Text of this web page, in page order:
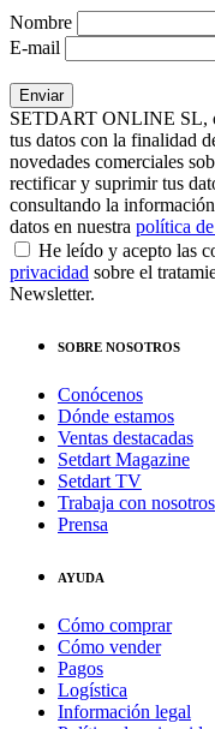
Nombre
E-mail
SETDART ONLINE SL,
tus datos con la finalidad
novedades comerciales
rectificar y suprimir tus
consultando la
datos en nuestra política
He leído y acepto las
privacidad sobre el
Newsletter.
SOBRE NOSOTROS
Conócenos
Dónde estamos
Ventas destacadas
Setdart Magazine
Setdart TV
Trabaja con nosotros
Prensa
AYUDA
Cómo comprar
Cómo vender
Pagos
Logística
Información legal